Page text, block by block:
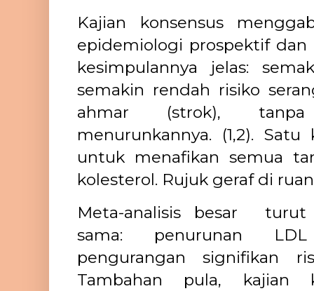
Kajian konsensus
epidemiologi prospektif dan
kesimpulannya jelas:
semakin rendah risiko
ahmar (strok),
menurunkannya. (1,2).
untuk menafikan semua
kolesterol. Rujuk geraf di
Meta-analisis besar turut
sama: penurunan
pengurangan signifikan
Tambahan pula, kajian